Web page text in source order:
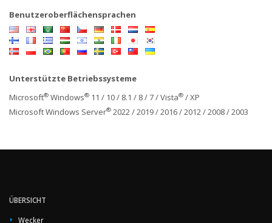
Benutzeroberflächensprachen
Unterstützte Betriebssysteme
Microsoft® Windows® 11 / 10 / 8.1 / 8 / 7 / Vista® / XP
Microsoft Windows Server® 2022 / 2019 / 2016 / 2012 / 2008 / 2003
ÜBERSICHT
Wecker